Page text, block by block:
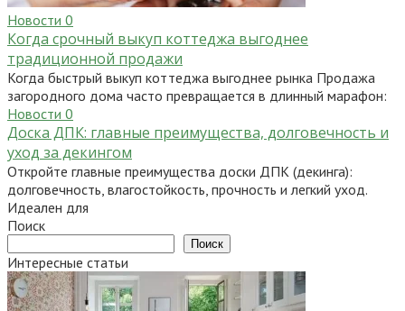
Новости 0
Когда срочный выкуп коттеджа выгоднее
традиционной продажи
Когда быстрый выкуп коттеджа выгоднее рынка Продажа
загородного дома часто превращается в длинный марафон:
Новости 0
Доска ДПК: главные преимущества, долговечность и
уход за декингом
Откройте главные преимущества доски ДПК (декинга):
долговечность, влагостойкость, прочность и легкий уход.
Идеален для
Поиск
Поиск
Интересные статьи